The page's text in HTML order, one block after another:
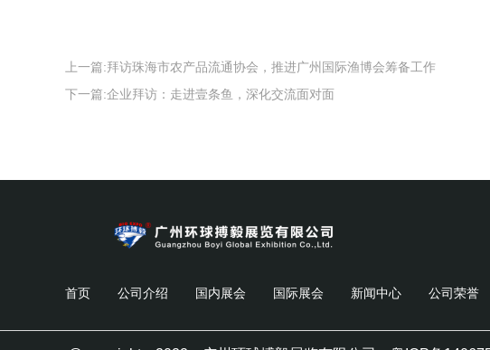
上一篇:拜访珠海市农产品流通协会，推进广州国际渔博会筹备工作
下一篇:企业拜访：走进壹条鱼，深化交流面对面
首页 公司介绍 国内展会 国际展会 新闻中心 公司荣誉